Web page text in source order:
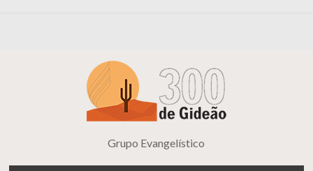
Grupo Evangelístico